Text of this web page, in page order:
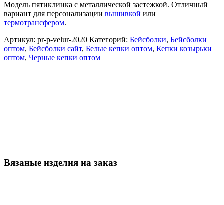
Модель пятиклинка с металлической застежкой. Отличный
вариант для персонализации вышивкой или
термотрансфером.
Артикул: pr-p-velur-2020 Категорий: Бейсболки, Бейсболки
оптом, Бейсболки сайт, Белые кепки оптом, Кепки козырьки
оптом, Черные кепки оптом
Вязаные изделия на заказ